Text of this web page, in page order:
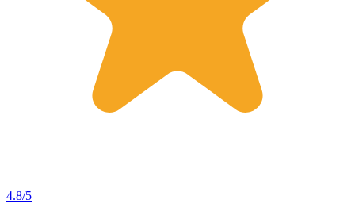
4.8/5